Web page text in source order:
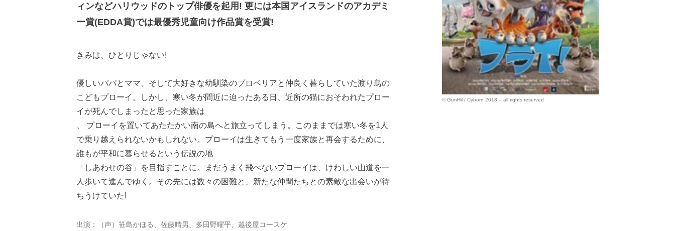
© GunHil / Cyborn 2018 – all rights reserved
ィンなどハリウッドのトップ俳優を起用! 更には本国アイスランドのアカデミ
ー賞(EDDA賞)では最優秀児童向け作品賞を受賞!
きみは、ひとりじゃない!
優しいパパとママ、そして大好きな幼馴染のプロベリアと仲良く暮らしていた渡り鳥の
こどもプローイ。しかし、寒い冬が間近に迫ったある日、近所の猫におそわれたプロー
イが死んでしまったと思った家族は
、 プローイを置いてあたたかい南の島へと旅立ってしまう。このままでは寒い冬を1人
で乗り越えられないかもしれない。プローイは生きてもう一度家族と再会するために、
誰もが平和に暮らせるという伝説の地
「しあわせの谷」を目指すことに。まだうまく飛べないプローイは、けわしい山道を一
人歩いて進んでゆく。その先には数々の困難と、新たな仲間たちとの素敵な出会いが待
ちうけていた!
出演：（声）笹島かほる、佐藤晴男、多田野曜平、越後屋コースケ